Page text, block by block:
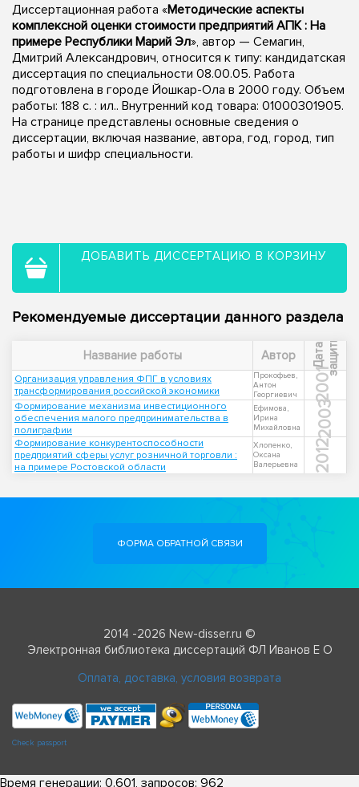
Диссертационная работа «Методические аспекты
комплексной оценки стоимости предприятий АПК : На
примере Республики Марий Эл», автор — Семагин,
Дмитрий Александрович, относится к типу: кандидатская
диссертация по специальности 08.00.05. Работа
подготовлена в городе Йошкар-Ола в 2000 году. Объем
работы: 188 с. : ил.. Внутренний код товара: 01000301905.
На странице представлены основные сведения о
диссертации, включая название, автора, год, город, тип
работы и шифр специальности.
ДОБАВИТЬ ДИССЕРТАЦИЮ В КОРЗИНУ
Рекомендуемые диссертации данного раздела
Название работы Автор Д
а
т
а
з
а
щ
и
ты
Организация управления ФПГ в условиях
трансформирования российской экономики
Прокофьев,
Антон
Георгиевич
2001
Формирование механизма инвестиционного
обеспечения малого предпринимательства в
полиграфии
Ефимова,
Ирина
Михайловна
2003
Формирование конкурентоспособности
предприятий сферы услуг розничной торговли :
на примере Ростовской области
Хлопенко,
Оксана
Валерьевна
2012
ФОРМА ОБРАТНОЙ СВЯЗИ
2014 -2026 New-disser.ru ©
Электронная библиотека диссертаций ФЛ Иванов Е О
Оплата, доставка, условия возврата
Check passport
Время генерации: 0.601, запросов: 962